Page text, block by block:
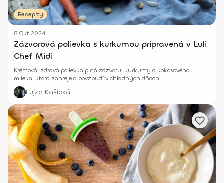
Recepty
8 Okt 2024
Zázvorová polievka s kurkumou pripravená v Luli
Chef Midi
Krémová, zdravá polievka plná zázvoru, kurkumy a kokosového
mlieka, ktorá zahreje a povzbudí v chladných dňoch.
Lujza Kašická